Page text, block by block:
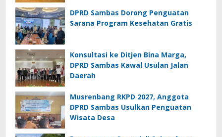
DPRD Sambas Dorong Penguatan
Sarana Program Kesehatan Gratis
Konsultasi ke Ditjen Bina Marga,
DPRD Sambas Kawal Usulan Jalan
Daerah
Musrenbang RKPD 2027, Anggota
DPRD Sambas Usulkan Penguatan
Wisata Desa